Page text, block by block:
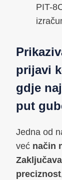
PIT-
prijavi
gdje
put
Jedna od
već način
preciznost